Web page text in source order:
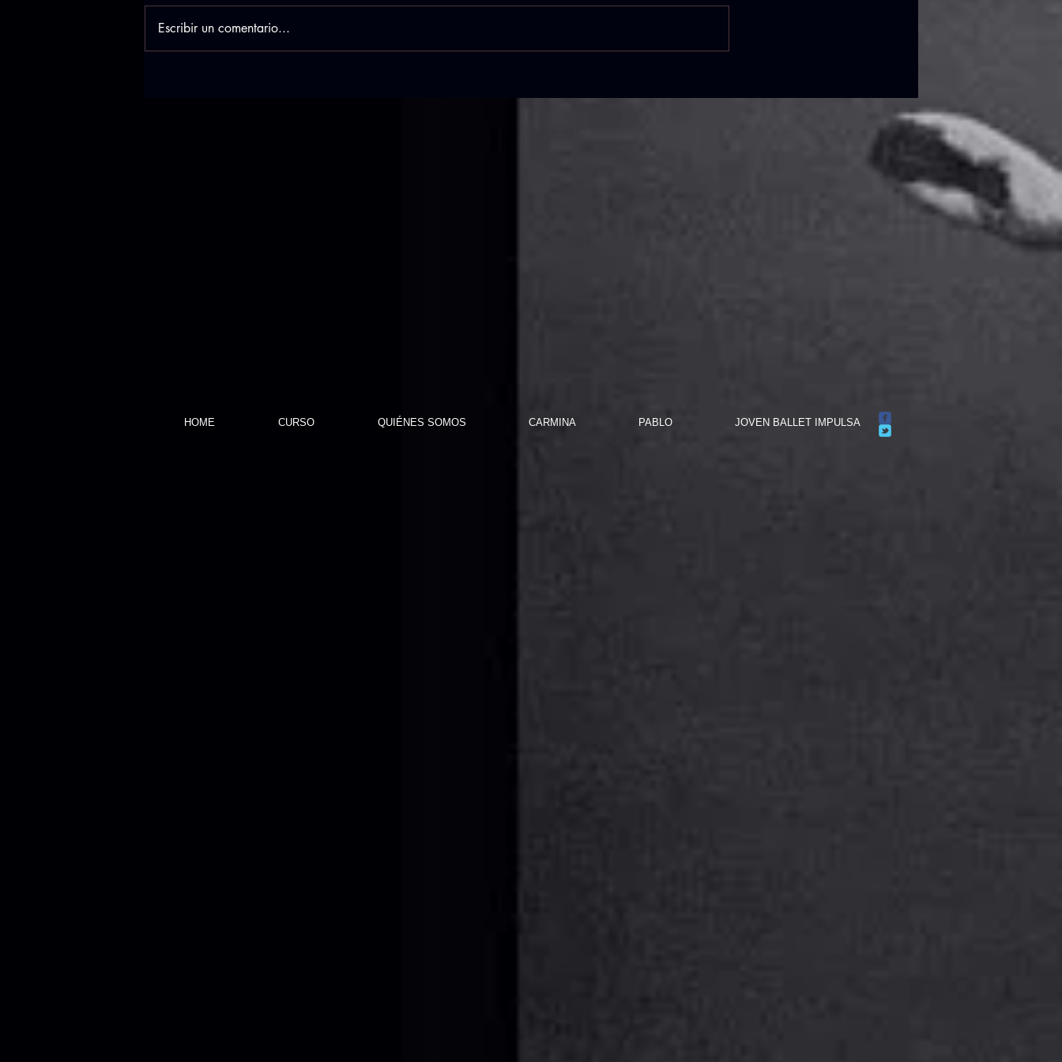
CONTEMPORÁNEA con
clase el sábado 24.
Escribir un comentario...
HOME CURSO QUIÉNES SOMOS CARMINA PABLO JOVEN BALLET IMPULSA